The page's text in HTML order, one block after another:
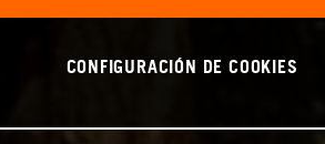
CONFIGURACIÓN DE COOKIES